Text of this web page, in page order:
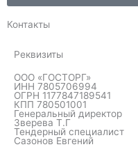
Контакты
Реквизиты
ООО «ГОСТОРГ»
ИНН 7805706994
ОГРН 1177847189541
КПП 780501001
Генеральный директор
Зверева Т.Г
Тендерный специалист
Сазонов Евгений